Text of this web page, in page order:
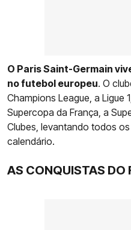
O Paris Saint-Germain
no futebol europeu. O
Champions League, a Ligue
Supercopa da França, a
Clubes, levantando todos
calendário.
AS CONQUISTAS